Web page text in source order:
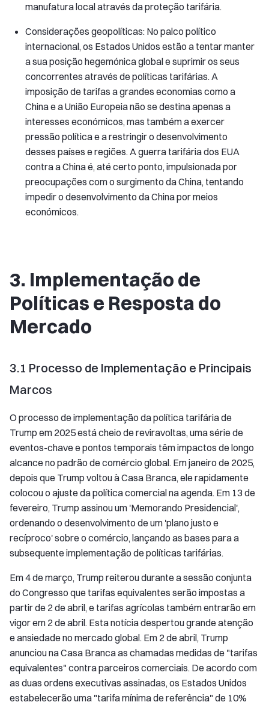
manufatura local através da proteção tarifária.
Considerações geopolíticas: No palco político
internacional, os Estados Unidos estão a tentar manter
a sua posição hegemónica global e suprimir os seus
concorrentes através de políticas tarifárias. A
imposição de tarifas a grandes economias como a
China e a União Europeia não se destina apenas a
interesses económicos, mas também a exercer
pressão política e a restringir o desenvolvimento
desses países e regiões. A guerra tarifária dos EUA
contra a China é, até certo ponto, impulsionada por
preocupações com o surgimento da China, tentando
impedir o desenvolvimento da China por meios
económicos.
3. Implementação de
Políticas e Resposta do
Mercado
3.1 Processo de Implementação e Principais
Marcos
O processo de implementação da política tarifária de
Trump em 2025 está cheio de reviravoltas, uma série de
eventos-chave e pontos temporais têm impactos de longo
alcance no padrão de comércio global. Em janeiro de 2025,
depois que Trump voltou à Casa Branca, ele rapidamente
colocou o ajuste da política comercial na agenda. Em 13 de
fevereiro, Trump assinou um 'Memorando Presidencial',
ordenando o desenvolvimento de um 'plano justo e
recíproco' sobre o comércio, lançando as bases para a
subsequente implementação de políticas tarifárias.
Em 4 de março, Trump reiterou durante a sessão conjunta
do Congresso que tarifas equivalentes serão impostas a
partir de 2 de abril, e tarifas agrícolas também entrarão em
vigor em 2 de abril. Esta notícia despertou grande atenção
e ansiedade no mercado global. Em 2 de abril, Trump
anunciou na Casa Branca as chamadas medidas de "tarifas
equivalentes" contra parceiros comerciais. De acordo com
as duas ordens executivas assinadas, os Estados Unidos
estabelecerão uma "tarifa mínima de referência" de 10%